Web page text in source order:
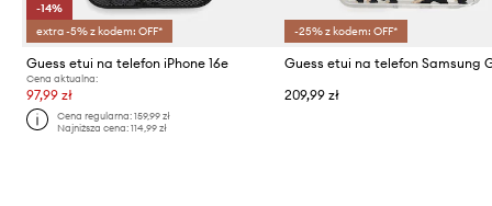
-14%
extra -5% z kodem: OFF*
Guess etui na telefon iPhone 16e
Cena aktualna:
97,99 zł
Cena regularna:159,99 zł
Najniższa cena:114,99 zł
-25% z kodem: OFF*
209,99 zł